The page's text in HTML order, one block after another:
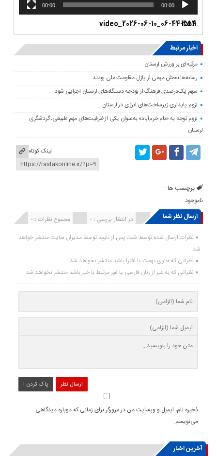
00:00
00:00
1.
video_2026-06-10_06-44-51
2:54
اخبار مرتبط
مرثیه‌ای بر ورزش لرستان
رسانه‌ها بخش مهمی از پازل مقاومت ملی بودند
سهم یک‌درصدی فرهنگ از بودجه دستگاه‌های لرستان اجرایی شود
لزوم پایداری زیرساخت‌های انرژی در لرستان
لزوم توجه به «بام خرم‌آباد» به‌عنوان یکی از ظرفیت‌های مهم طبیعی، گردشگری
لرستان
لینک کوتاه
برچسب ها :
ناموجود
ارسال نظر شما مجموع نظرات : 0 در انتظار بررسی : 0 انتشار یافته : ۰
نظرات ارسال شده توسط شما، پس از تایید توسط مدیران سایت منتشر خواهد
شد.
نظراتی که حاوی تهمت یا افترا باشد منتشر نخواهد شد.
نظراتی که به غیر از زبان فارسی یا غیر مرتبط با خبر باشد منتشر نخواهد شد.
ارسال نظر پاک کردن !
ذخیره نام، ایمیل و وبسایت من در مرورگر برای زمانی که دوباره دیدگاهی
می‌نویسم.
آخرین اخبار